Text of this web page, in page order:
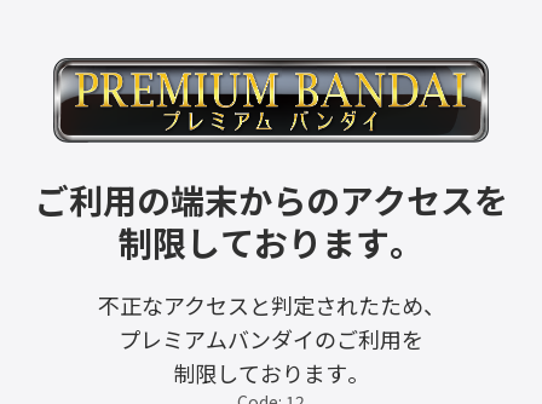
ご利用の端末からのアクセスを
制限しております。
不正なアクセスと判定されたため、
プレミアムバンダイのご利用を
制限しております。